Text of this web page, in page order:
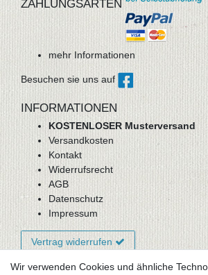
ZAHLUNGSARTEN
mehr Informationen
Besuchen sie uns auf
INFORMATIONEN
KOSTENLOSER Musterversand
Versandkosten
Kontakt
Widerrufsrecht
AGB
Datenschutz
Impressum
Vertrag widerrufen
Wir verwenden Cookies und ähnliche